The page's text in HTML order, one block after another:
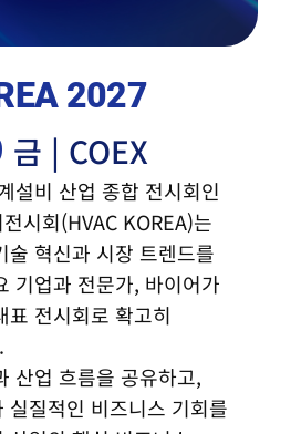
2027
금 | COEX
설비 산업 종합 전시회인
시회(HVAC KOREA)는
술 혁신과 시장 트렌드를
기업과 전문가, 바이어가
표 전시회로 확고히
산업 흐름을 공유하고,
실질적인 비즈니스 기회를